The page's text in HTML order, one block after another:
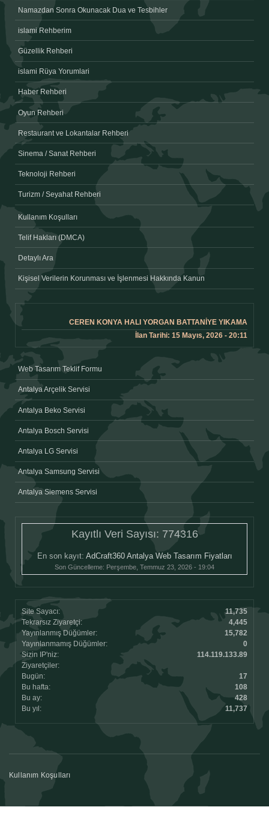
Namazdan Sonra Okunacak Dua ve Tesbihler
islami Rehberim
Güzellik Rehberi
islami Rüya Yorumlari
Haber Rehberi
Oyun Rehberi
Restaurant ve Lokantalar Rehberi
Sinema / Sanat Rehberi
Teknoloji Rehberi
Turizm / Seyahat Rehberi
Kullanım Koşulları
Telif Hakları (DMCA)
Detaylı Ara
Kişisel Verilerin Korunması ve İşlenmesi Hakkında Kanun
CEREN KONYA HALI YORGAN BATTANIYE YIKAMA
İlan Tarihi: 15 Mayıs, 2026 - 20:11
Web Tasarım Teklif Formu
Antalya Arçelik Servisi
Antalya Beko Servisi
Antalya Bosch Servisi
Antalya LG Servisi
Antalya Samsung Servisi
Antalya Siemens Servisi
Kayıtlı Veri Sayısı: 774316
En son kayıt: AdCraft360 Antalya Web Tasarım Fiyatları
Son Güncelleme: Perşembe, Temmuz 23, 2026 - 19:04
Site Sayacı:
11,735
Tekrarsız Ziyaretçi:
4,445
Yayınlanmış Düğümler:
15,782
Yayınlanmamış Düğümler:
0
Sizin IP'niz:
114.119.133.89
Ziyaretçiler:
Bugün:
17
Bu hafta:
108
Bu ay:
428
Bu yıl:
11,737
Kullanım Koşulları